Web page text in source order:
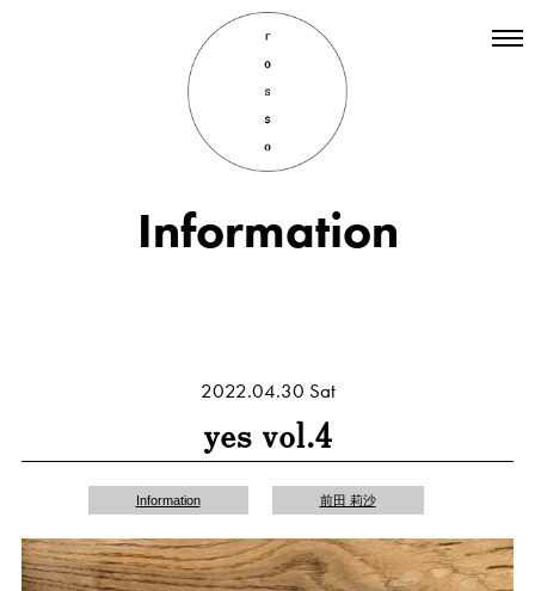
Top
Hair
Staff
Information
2022.04.30 Sat
yes vol.4
Information 前田 莉沙